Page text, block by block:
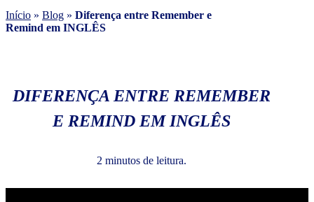
Início » Blog » Diferença entre Remember e
Remind em INGLÊS
DIFERENÇA ENTRE REMEMBER
E REMIND EM INGLÊS
2 minutos de leitura.